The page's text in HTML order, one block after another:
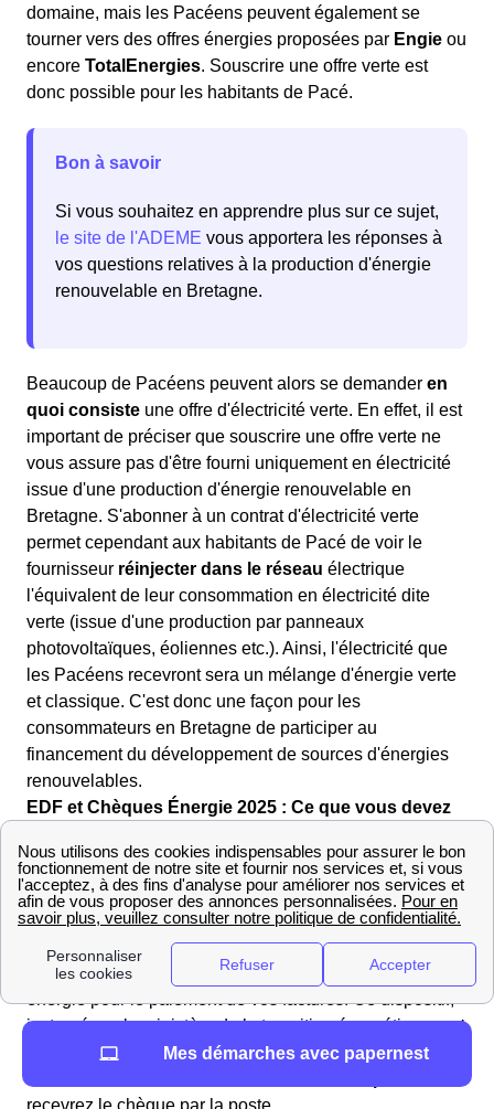
domaine, mais les Pacéens peuvent également se
tourner vers des offres énergies proposées par Engie ou
encore TotalEnergies. Souscrire une offre verte est
donc possible pour les habitants de Pacé.
Bon à savoir
Si vous souhaitez en apprendre plus sur ce sujet,
le site de l'ADEME vous apportera les réponses à
vos questions relatives à la production d'énergie
renouvelable en Bretagne.
Beaucoup de Pacéens peuvent alors se demander en
quoi consiste une offre d'électricité verte. En effet, il est
important de préciser que souscrire une offre verte ne
vous assure pas d'être fourni uniquement en électricité
issue d'une production d'énergie renouvelable en
Bretagne. S'abonner à un contrat d'électricité verte
permet cependant aux habitants de Pacé de voir le
fournisseur réinjecter dans le réseau électrique
l'équivalent de leur consommation en électricité dite
verte (issue d'une production par panneaux
photovoltaïques, éoliennes etc.). Ainsi, l'électricité que
les Pacéens recevront sera un mélange d'énergie verte
et classique. C'est donc une façon pour les
consommateurs en Bretagne de participer au
financement du développement de sources d'énergies
renouvelables.
EDF et Chèques Énergie 2025 : Ce que vous devez
Les chèques énergie seront envoyés cette année à
Pacé à partir de 25 avril 2024 pour tous les bénéficiaires
Pacéens.
Si vous y êtes éligible, vous pouvez utiliser le chèque
énergie pour le paiement de vos factures. Ce dispositif,
instauré par le ministère de la transition énergétique,est
attribué automatiquement selon vos informations
Mes démarches avec papernest